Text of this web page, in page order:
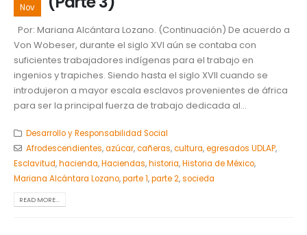
Nov
Por: Mariana Alcántara Lozano. (Continuación) De acuerdo a
Von Wobeser, durante el siglo XVI aún se contaba con
suficientes trabajadores indígenas para el trabajo en
ingenios y trapiches. Siendo hasta el siglo XVII cuando se
introdujeron a mayor escala esclavos provenientes de áfrica
para ser la principal fuerza de trabajo dedicada al...
Desarrollo y Responsabilidad Social
Afrodescendientes,azúcar,cañeras,cultura,egresados UDLAP,
Esclavitud,hacienda,Haciendas,historia,Historia de México,
Mariana Alcántara Lozano,parte 1,parte 2,socieda
READ MORE...